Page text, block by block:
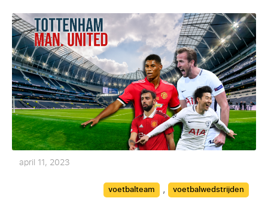
april 11, 2023
Categories
voetbalteam , voetbalwedstrijden